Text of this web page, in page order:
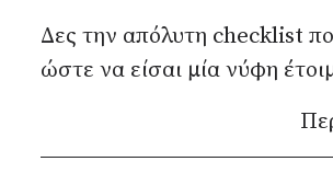
Δες την απόλυτη checklist
ώστε να είσαι μία νύφη